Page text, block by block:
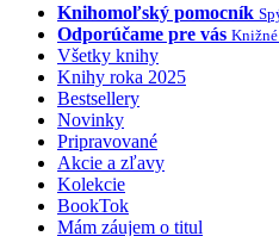
Knihomoľský pomocník
Odporúčame pre vás
Všetky knihy
Knihy roka 2025
Bestsellery
Novinky
Pripravované
Akcie a zľavy
Kolekcie
BookTok
Mám záujem o titul